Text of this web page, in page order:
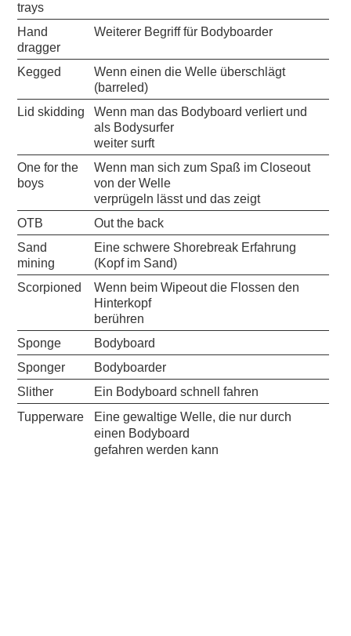
trays
Hand
dragger
Weiterer Begriff für Bodyboarder
Kegged
Wenn einen die Welle überschlägt
(barreled)
Lid skidding
Wenn man das Bodyboard verliert und
als Bodysurfer
weiter surft
One for the
boys
Wenn man sich zum Spaß im Closeout
von der Welle
verprügeln lässt und das zeigt
OTB
Out the back
Sand
mining
Eine schwere Shorebreak Erfahrung
(Kopf im Sand)
Scorpioned
Wenn beim Wipeout die Flossen den
Hinterkopf
berühren
Sponge
Bodyboard
Sponger
Bodyboarder
Slither
Ein Bodyboard schnell fahren
Tupperware
Eine gewaltige Welle, die nur durch
einen Bodyboard
gefahren werden kann